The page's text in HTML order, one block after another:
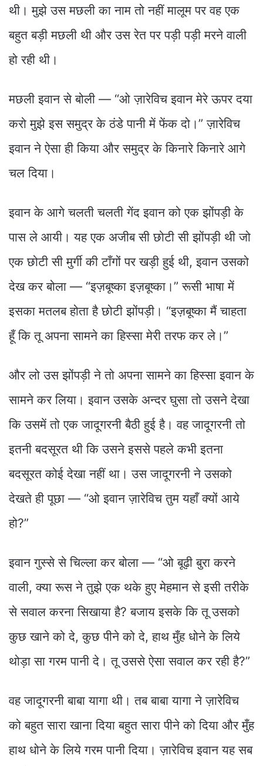
थी। मुझे उस मछली का नाम तो नहीं मालूम पर वह एक
बहुत बड़ी मछली थी और उस रेत पर पड़ी पड़ी मरने वाली
हो रही थी।
मछली इवान से बोली — “ओ ज़ारेविच इवान मेरे ऊपर दया
करो मुझे इस समुद्र के ठंडे पानी में फेंक दो।” ज़ारेविच
इवान ने ऐसा ही किया और समुद्र के किनारे किनारे आगे
चल दिया।
इवान के आगे चलती चलती गेंद इवान को एक झोंपड़ी के
पास ले आयी। यह एक अजीब सी छोटी सी झोंपड़ी थी जो
एक छोटी सी मुर्गी की टाँगों पर खड़ी हुई थी, इवान उसको
देख कर बोला — “इज़बूष्का इज़बूष्का।” रूसी भाषा में
इसका मतलब होता है छोटी झोंपड़ी। “इज़बूष्का मैं चाहता
हूँ कि तू अपना सामने का हिस्सा मेरी तरफ कर ले।”
और लो उस झोंपड़ी ने तो अपना सामने का हिस्सा इवान के
सामने कर लिया। इवान उसके अन्दर घुसा तो उसने देखा
कि उसमें तो एक जादूगरनी बैठी हुई है। वह जादूगरनी तो
इतनी बदसूरत थी कि उसने इससे पहले कभी इतना
बदसूरत कोई देखा नहीं था। उस जादूगरनी ने उसको
देखते ही पूछा — “ओ इवान ज़ारेविच तुम यहाँ क्यों आये
हो?”
इवान गुस्से से चिल्ला कर बोला — “ओ बूढ़ी बुरा करने
वाली, क्या रूस ने तुझे एक थके हुए मेहमान से इसी तरीके
से सवाल करना सिखाया है? बजाय इसके कि तू उसको
कुछ खाने को दे, कुछ पीने को दे, हाथ मुँह धोने के लिये
थोड़ा सा गरम पानी दे। तू उससे ऐसा सवाल कर रही है?”
वह जादूगरनी बाबा यागा थी। तब बाबा यागा ने ज़ारेविच
को बहुत सारा खाना दिया बहुत सारा पीने को दिया और मुँह
हाथ धोने के लिये गरम पानी दिया। ज़ारेविच इवान यह सब